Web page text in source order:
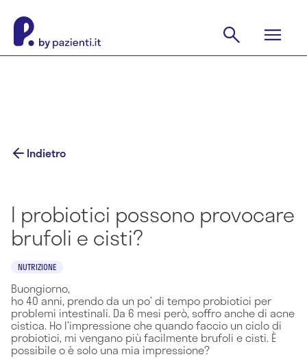
Indietro
I probiotici possono provocare
brufoli e cisti?
NUTRIZIONE
Buongiorno,
ho 40 anni, prendo da un po’ di tempo probiotici per
problemi intestinali. Da 6 mesi però, soffro anche di acne
cistica. Ho l’impressione che quando faccio un ciclo di
probiotici, mi vengano più facilmente brufoli e cisti. È
possibile o è solo una mia impressione?